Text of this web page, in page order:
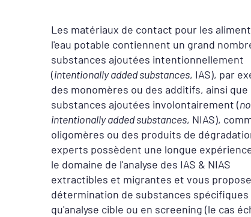
Les matériaux de contact pour les
l'eau potable contiennent un grand
substances ajoutées intentionnellement
(intentionally added substances, IAS), par
des monomères ou des additifs, ainsi que
substances ajoutées involontairement (
intentionally added substances, NIAS),
oligomères ou des produits de
experts possèdent une longue
le domaine de l'analyse des IAS & NIAS
extractibles et migrantes et vous
détermination de substances
qu'analyse cible ou en screening (le cas